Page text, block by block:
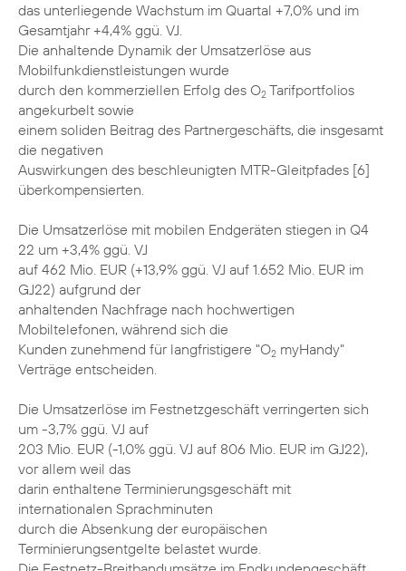
das unterliegende Wachstum im Quartal +7,0% und im
Gesamtjahr +4,4% ggü. VJ.
Die anhaltende Dynamik der Umsatzerlöse aus
Mobilfunkdienstleistungen wurde
durch den kommerziellen Erfolg des O2 Tarifportfolios
angekurbelt sowie
einem soliden Beitrag des Partnergeschäfts, die insgesamt
die negativen
Auswirkungen des beschleunigten MTR-Gleitpfades [6]
überkompensierten.
Die Umsatzerlöse mit mobilen Endgeräten stiegen in Q4
22 um +3,4% ggü. VJ
auf 462 Mio. EUR (+13,9% ggü. VJ auf 1.652 Mio. EUR im
GJ22) aufgrund der
anhaltenden Nachfrage nach hochwertigen
Mobiltelefonen, während sich die
Kunden zunehmend für langfristigere "O2 myHandy"
Verträge entscheiden.
Die Umsatzerlöse im Festnetzgeschäft verringerten sich
um -3,7% ggü. VJ auf
203 Mio. EUR (-1,0% ggü. VJ auf 806 Mio. EUR im GJ22),
vor allem weil das
darin enthaltene Terminierungsgeschäft mit
internationalen Sprachminuten
durch die Absenkung der europäischen
Terminierungsentgelte belastet wurde.